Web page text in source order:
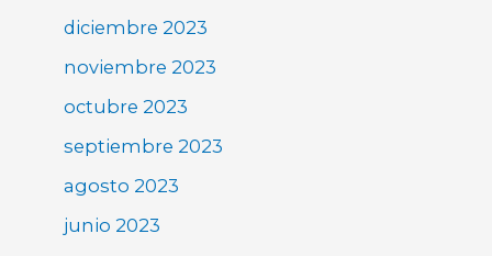
diciembre 2023
noviembre 2023
octubre 2023
septiembre 2023
agosto 2023
junio 2023